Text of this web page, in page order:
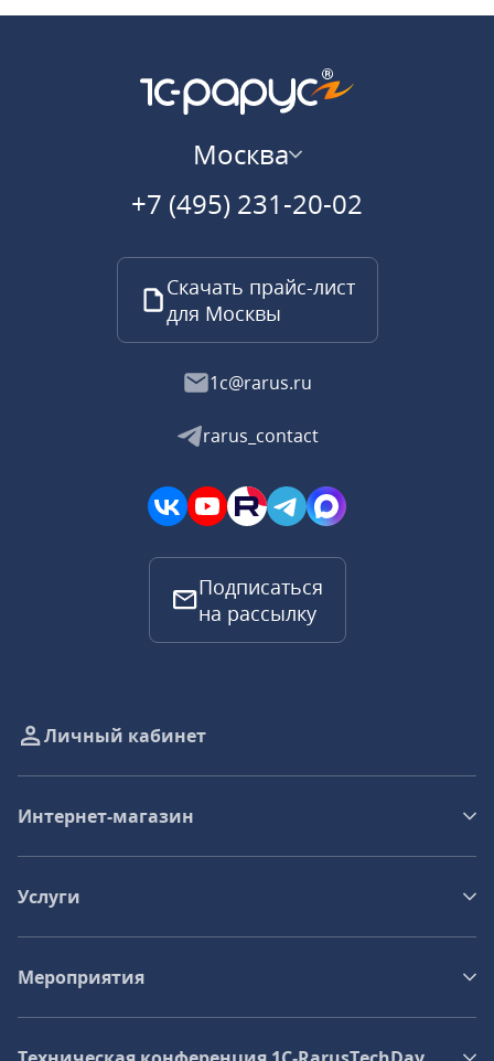
Москва
+7 (495) 231-20-02
Скачать прайс-лист
для Москвы
1c@rarus.ru
rarus_contact
Подписаться
на рассылку
Личный кабинет
Интернет-магазин
Услуги
Мероприятия